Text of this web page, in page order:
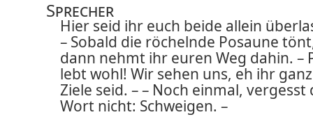
Sprecher
Hier seid ihr euch beide allein
– Sobald die röchelnde Posaune
dann nehmt ihr euren Weg dahin. –
lebt wohl! Wir sehen uns, eh ihr
Ziele seid. – – Noch einmal, vergesst
Wort nicht: Schweigen. –